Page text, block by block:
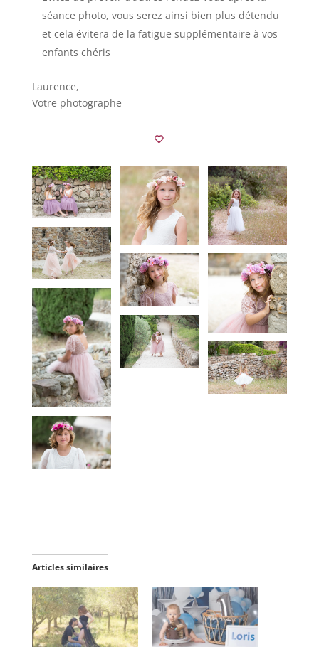
séance photo, vous serez ainsi bien plus détendu
et cela évitera de la fatigue supplémentaire à vos
enfants chéris
Laurence,
Votre photographe
Articles similaires